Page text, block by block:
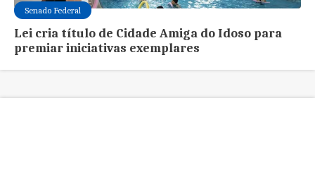
Senado Federal
Lei cria título de Cidade Amiga do Idoso para
premiar iniciativas exemplares